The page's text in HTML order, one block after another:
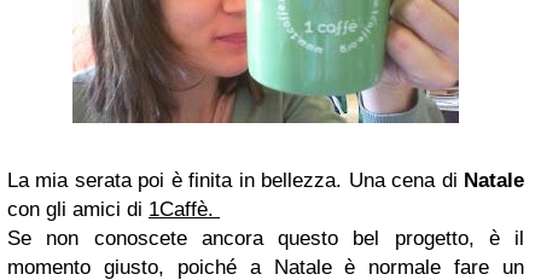
La mia serata poi è finita in bellezza. Una cena di Natale
con gli amici di 1Caffè.
Se non conoscete ancora questo bel progetto, è il
momento giusto, poiché a Natale è normale fare un